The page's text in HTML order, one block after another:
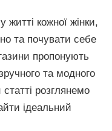
житті кожної жінки,
та почувати себе
пропонують
та модного
розглянемо
ідеальний